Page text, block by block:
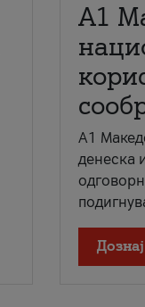
A1
A1
денеска